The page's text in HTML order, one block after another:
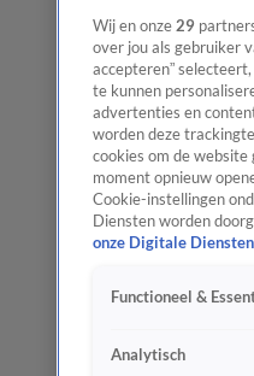
Wij en onze 29
over jou als gebruiker
accepteren”
te kunnen
advertenties en
worden deze
cookies om de
moment opnieuw
Cookie-instellingen
Diensten worden
onze Digitale
Functioneel &
Analytisch